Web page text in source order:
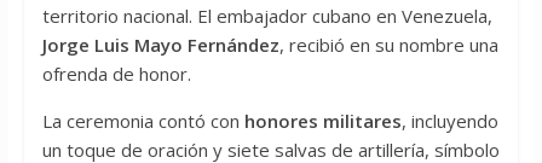
territorio nacional. El embajador cubano en Venezuela,
Jorge Luis Mayo Fernández, recibió en su nombre una
ofrenda de honor.
La ceremonia contó con honores militares, incluyendo
un toque de oración y siete salvas de artillería, símbolo